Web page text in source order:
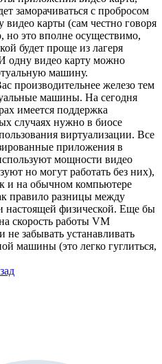
заморачиваться с пробросом
карты (сам честно говоря
но это вполне осуществимо,
будет проще из лагеря
одну видео карту можно
машину.
производительнее железо тем
машины. На сегодня
имеется поддержка
случаях нужно в биосе
виртуализации. Все
приложения в
мощности видео
но могут работать без них),
и на обычном компьютере
правило разницы между
настоящей физической. Еще бы
скорость работы VM
не забывать устанавливать
машины (это легко гуглиться,